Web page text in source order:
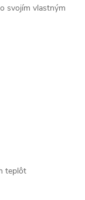
svojím vlastným
teplôt